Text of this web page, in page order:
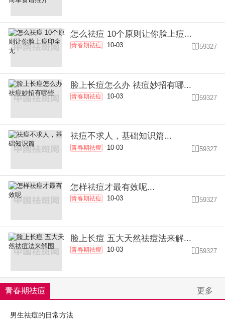
怎么祛痘 10个原则让你脸上痘...
青春期祛痘 10-03 59327
脸上长痘怎么办 祛痘妙招有哪...
青春期祛痘 10-03 59327
祛痘不求人，基础知识篇...
青春期祛痘 10-03 59327
怎样祛痘才最有效呢...
青春期祛痘 10-03 59327
脸上长痘 五大天然祛痘法来解...
青春期祛痘 10-03 59327
青春期祛痘 更多
男生祛痘的日常方法